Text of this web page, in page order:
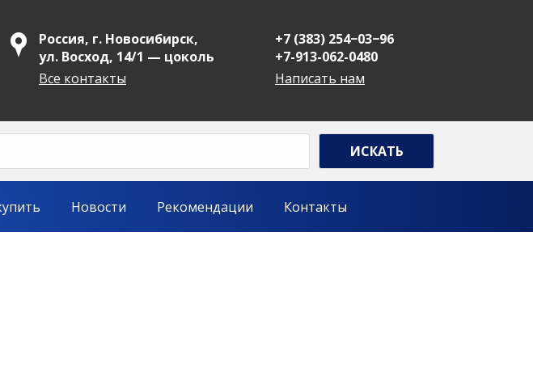
Россия, г. Новосибирск,
ул. Восход, 14/1 — цоколь
Все контакты
+7 (383) 254−03−96
+7-913-062-0480
Написать нам
Новости Рекомендации Контакты